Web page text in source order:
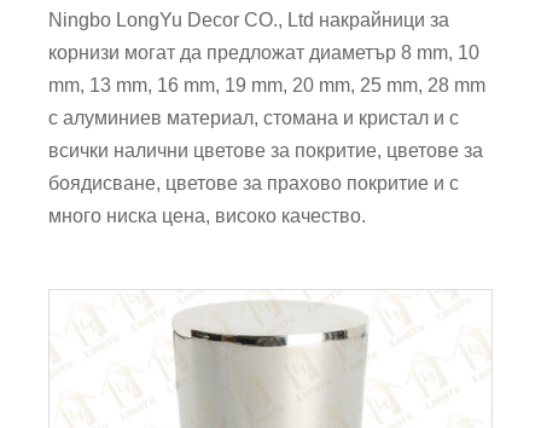
Ningbo LongYu Decor CO., Ltd накрайници за
корнизи могат да предложат диаметър 8 mm, 10
mm, 13 mm, 16 mm, 19 mm, 20 mm, 25 mm, 28 mm
с алуминиев материал, стомана и кристал и с
всички налични цветове за покритие, цветове за
боядисване, цветове за прахово покритие и с
много ниска цена, високо качество.